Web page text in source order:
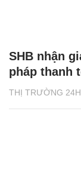
THỊ TRƯỜNG 24H
SHB nhận
pháp thanh